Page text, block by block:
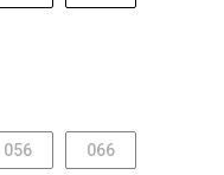
056 066